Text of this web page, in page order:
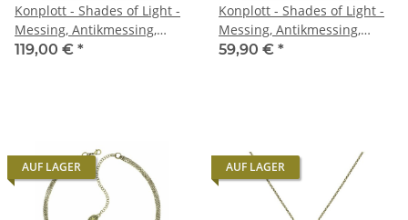
Konplott - Shades of Light -
Messing, Antikmessing,
Halskette
119,00 € *
Konplott - Shades of Light -
Messing, Antikmessing,
Halskette
59,90 € *
AUF LAGER AUF LAGER